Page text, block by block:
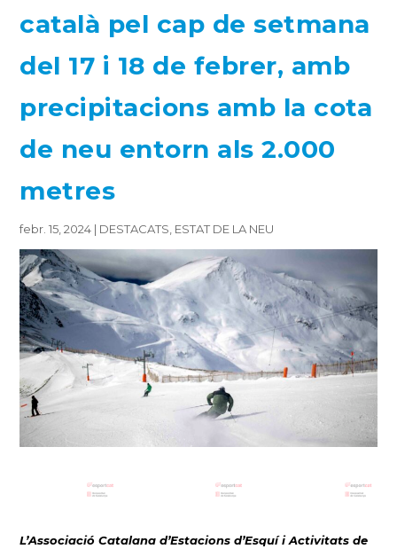
català pel cap de setmana
del 17 i 18 de febrer, amb
precipitacions amb la cota
de neu entorn als 2.000
metres
febr. 15, 2024 | DESTACATS ESTAT DE LA NEU
L’Associació Catalana d’Estacions d’Esquí i Activitats de